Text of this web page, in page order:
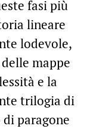
fasi più
lineare
lodevole,
mappe
e la
trilogia di
paragone